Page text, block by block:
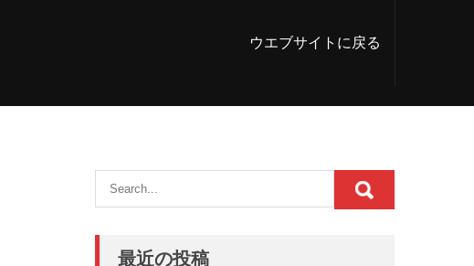
ウエブサイトに戻る
最近の投稿